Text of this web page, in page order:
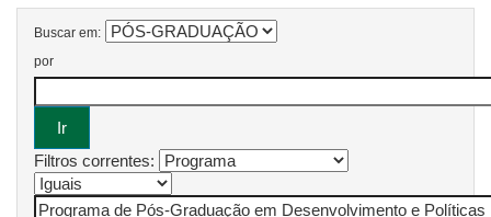
Buscar em:
por
Filtros correntes: